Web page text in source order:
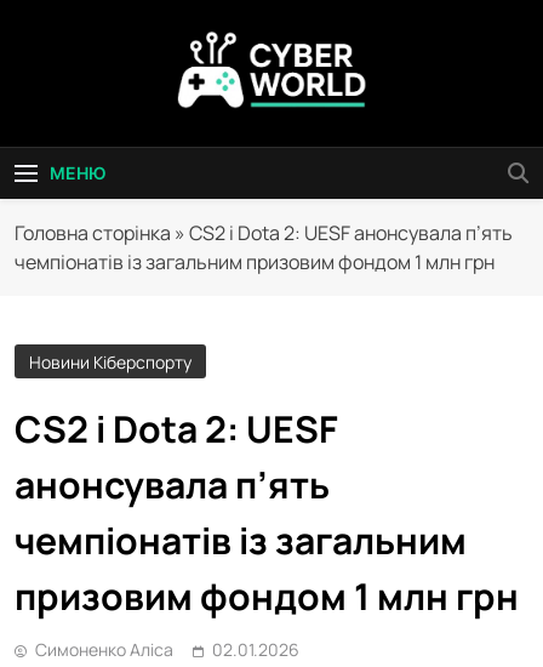
Сyber World
МЕНЮ
Головна сторінка » CS2 і Dota 2: UESF анонсувала п’ять
чемпіонатів із загальним призовим фондом 1 млн грн
Новини Кіберспорту
CS2 і Dota 2: UESF
анонсувала п’ять
чемпіонатів із загальним
призовим фондом 1 млн грн
Симоненко Аліса 02.01.2026